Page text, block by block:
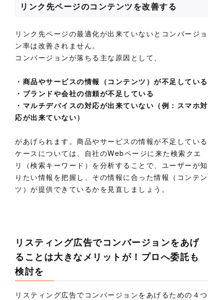
リンク先ページのコンテンツを改善する
リンク先ページの最適化が出来ていないとコンバージョ
ン率は改善されません。
コンバージョンが落ちる主な原因として、
・商品やサービスの情報（コンテンツ）が不足している
・ブランドや会社の信頼が不足している
・マルチデバイスの対応が出来ていない（例：スマホ対
応が出来ていない）
があげられます。商品やサービスの情報が不足している
ケースについては、自社のWebページに来た検索クエ
リ（検索キーワード）を分析することで、ユーザーが知
りたい情報を把握し、その情報に合った情報（コンテン
ツ）が提供できているかを見直しましょう。
リスティング広告でコンバージョンをあげ
ることは大きなメリットが！プロへ委託も
検討を
リスティング広告でコンバージョンをあげるための４つ